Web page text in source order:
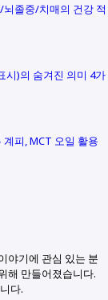
졸중/치매의 건강 적
시)의 숨겨진 의미 4가
피, MCT 오일 활용
야기에 관심 있는 분
해 만들어졌습니다.
다.